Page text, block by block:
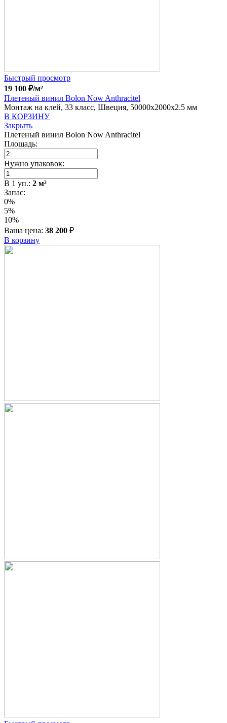
Быстрый просмотр
19 100 ₽/м²
Плетеный винил Bolon Now Anthracitel
Монтаж на клей, 33 класс, Швеция, 50000x2000x2.5 мм
В КОРЗИНУ
Закрыть
Плетеный винил Bolon Now Anthracitel
Площадь:
Нужно упаковок:
В 1 уп.: 2 м²
Запас:
0%
5%
10%
Ваша цена: 38 200 ₽
В корзину